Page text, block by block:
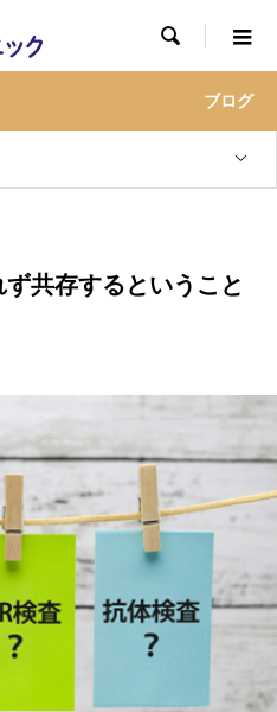

ブログ
共存するということ